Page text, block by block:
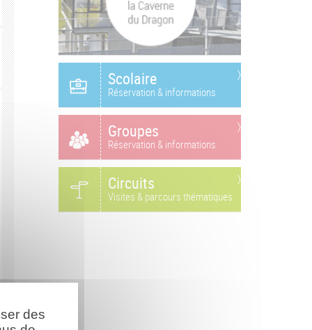
Scolaire
Réservation & informations
Groupes
Réservation & informations
Circuits
Visites & parcours thématiques
des